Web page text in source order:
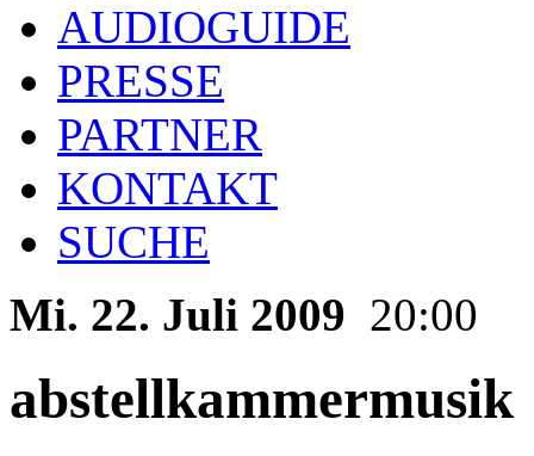
AUDIOGUIDE
PRESSE
PARTNER
KONTAKT
SUCHE
Mi. 22. Juli 2009 20:00
abstellkammermusik